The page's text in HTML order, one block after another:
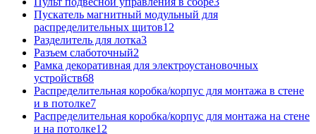
Пускатель магнитный модульный для
распределительных щитов12
Разделитель для лотка3
Разъем слаботочный2
Рамка декоративная для электроустановочных
устройств68
Распределительная коробка/корпус для монтажа в стене
и в потолке7
Распределительная коробка/корпус для монтажа на стене
и на потолке12